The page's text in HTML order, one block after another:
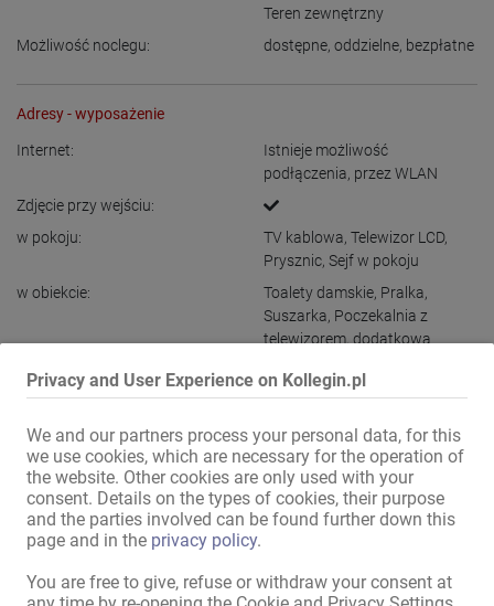
Privacy and User Experience on Kollegin.pl
We and our partners process your personal data, for this
we use cookies, which are necessary for the operation of
the website. Other cookies are only used with your
consent. Details on the types of cookies, their purpose
and the parties involved can be found further down this
page and in the privacy policy.
You are free to give, refuse or withdraw your consent at
Teren zewnętrzny
Możliwość noclegu:
dostępne, oddzielne, bezpłatne
Adresy - wyposażenie
Internet:
Istnieje możliwość
podłączenia, przez WLAN
Zdjęcie przy wejściu:
w pokoju:
TV kablowa, Telewizor LCD,
Prysznic, Sejf w pokoju
w obiekcie:
Toalety damskie, Pralka,
Suszarka, Poczekalnia z
telewizorem, dodatkowa
Kuchnia:
do wspólnego korzystania,z
możliwością spożycia posiłku
Parkingi dla kobiet:
dostępne,dyskretne,własne
Parkingi dla gości:
dostępne,dyskretne,własne
Położenie:
w bezpośrednim sąsiedztwie:
Przystanek autobusowy,